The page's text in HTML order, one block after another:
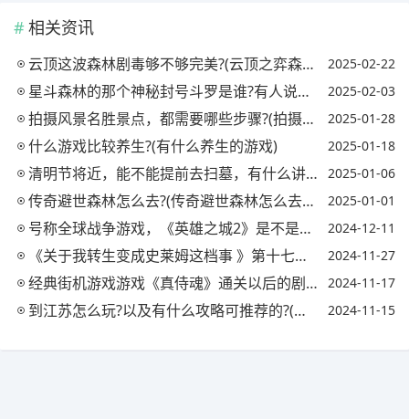
相关资讯
云顶这波森林剧毒够不够完美?(云顶之弈森林) 2025-02-22
星斗森林的那个神秘封号斗罗是谁?有人说是唐晨，可能吗?(星斗森林最强的是谁) 2025-02-03
拍摄风景名胜景点，都需要哪些步骤?(拍摄景点技巧) 2025-01-28
什么游戏比较养生?(有什么养生的游戏) 2025-01-18
清明节将近，能不能提前去扫墓，有什么讲究?(清明节能提前一天扫墓吗) 2025-01-06
传奇避世森林怎么去?(传奇避世森林怎么去地狱) 2025-01-01
号称全球战争游戏，《英雄之城2》是不是噱头大于本身玩法?(英雄之城2官网) 2024-12-11
《关于我转生变成史莱姆这档事 》第十七话讲了什么?米莉姆为什么穿上了水手服? 2024-11-27
经典街机游戏游戏《真侍魂》通关以后的剧情到底讲了什么? 2024-11-17
到江苏怎么玩?以及有什么攻略可推荐的?(去江苏玩路线推荐) 2024-11-15